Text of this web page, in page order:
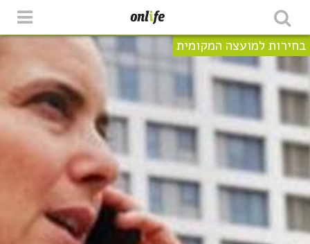
בחירות למועצה המקומית